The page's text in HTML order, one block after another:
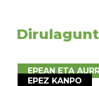
EPEAN ETA
EPEZ KANPO